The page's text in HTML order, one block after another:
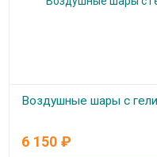
Воздушные шары с
6 150 ₽